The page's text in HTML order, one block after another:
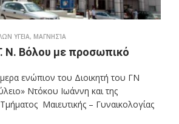
ΥΓΕΙΑ, ΜΑΓΝΗΣΊΑ
Ν. Βόλου με προσωπικό
ενώπιον του Διοικητή του ΓΝ
Ντόκου Ιωάννη και της
Μαιευτικής – Γυναικολογίας